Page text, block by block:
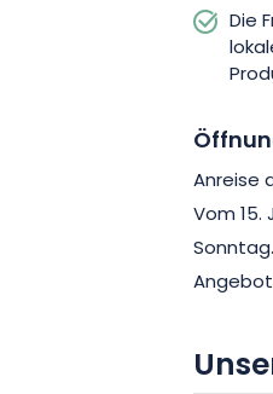
Die
Anreise
Vom
Sonntag.